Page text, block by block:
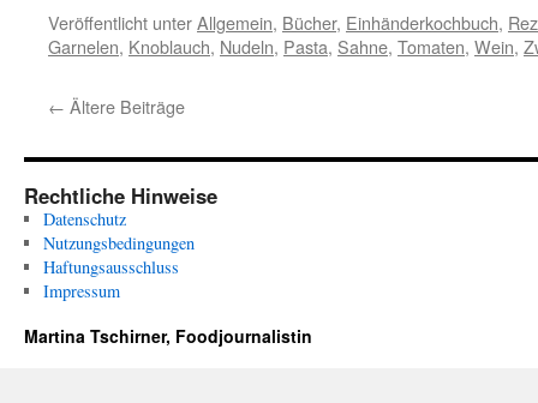
Veröffentlicht unterAllgemein, Bücher, Einhänderkochbuch,
Garnelen, Knoblauch, Nudeln, Pasta, Sahne, Tomaten, Wein,
← Ältere Beiträge
Rechtliche Hinweise
Datenschutz
Nutzungsbedingungen
Haftungsausschluss
Impressum
Martina Tschirner, Foodjournalistin